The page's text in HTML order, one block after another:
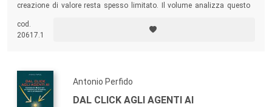
creazione di valore resta spesso limitato. Il volume analizza questo
proponendo una lettura che colloca l’AI all’interno del più ampio
percorso di trasformazione digitale.
cod.
20617.1
Antonio Perfido
DAL CLICK AGLI AGENTI AI